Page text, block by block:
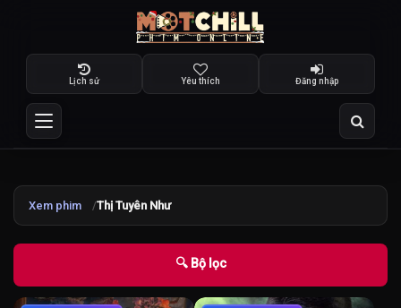
Lịch sử Yêu thích Đăng nhập
Xem phim Thị Tuyên Như
🔍 Bộ lọc